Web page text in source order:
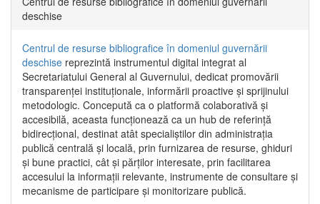
deschise
Centrul de resurse bibliografice în domeniul guvernării
deschise reprezintă instrumentul digital integrat al
Secretariatului General al Guvernului, dedicat promovării
transparenței instituționale, informării proactive și sprijinului
metodologic. Concepută ca o platformă colaborativă și
accesibilă, aceasta funcționează ca un hub de referință
bidirecțional, destinat atât specialiștilor din administrația
publică centrală și locală, prin furnizarea de resurse, ghiduri
și bune practici, cât și părților interesate, prin facilitarea
accesului la informații relevante, instrumente de consultare și
mecanisme de participare și monitorizare publică.